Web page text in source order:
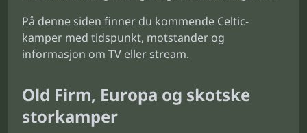
På denne siden finner du kommende Celtic-
kamper med tidspunkt, motstander og
informasjon om TV eller stream.
Old Firm, Europa og skotske
storkamper